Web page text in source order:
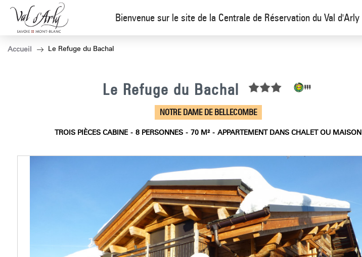
Bienvenue sur le site de la Centrale de Réservation du Val d'Arly
Accueil Le Refuge du Bachal
Le Refuge du Bachal
NOTRE DAME DE BELLECOMBE
TROIS PIÈCES CABINE 8 PERSONNES 70 M² APPARTEMENT DANS CHALET OU MAISON